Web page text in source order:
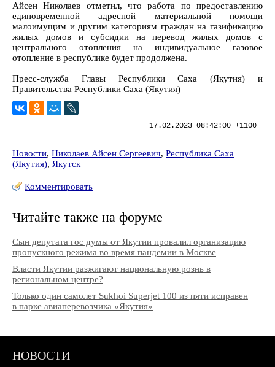
Айсен Николаев отметил, что работа по предоставлению
единовременной адресной материальной помощи
малоимущим и другим категориям граждан на газификацию
жилых домов и субсидии на перевод жилых домов с
центрального отопления на индивидуальное газовое
отопление в республике будет продолжена.
Пресс-служба Главы Республики Саха (Якутия) и
Правительства Республики Саха (Якутия)
17.02.2023 08:42:00 +1100
Новости, Николаев Айсен Сергеевич, Республика Саха
(Якутия), Якутск
Комментировать
Читайте также на форуме
Сын депутата гос думы от Якутии провалил организацию
пропускного режима во время пандемии в Москве
Власти Якутии разжигают национальную рознь в
региональном центре?
Только один самолет Sukhoi Superjet 100 из пяти исправен
в парке авиаперевозчика «Якутия»
НОВОСТИ